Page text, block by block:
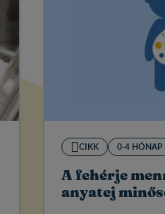
CIKK 0-4 HÓNAP
A fehérje
anyatej